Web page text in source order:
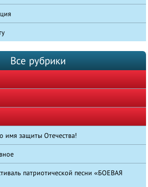
Все рубрики
имя защиты Отечества!
патриотической песни «БОЕВАЯ